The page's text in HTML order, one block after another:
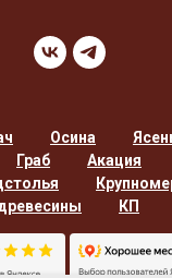
Осина
Граб Акация
КП